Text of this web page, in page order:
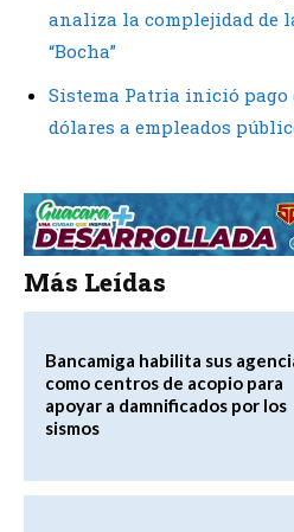
analiza la complejidad de
“Bocha”
Sistema Patria inició pago
dólares a empleados
Más Leídas
Bancamiga habilita sus
como centros de acopio para
apoyar a damnificados por los
sismos